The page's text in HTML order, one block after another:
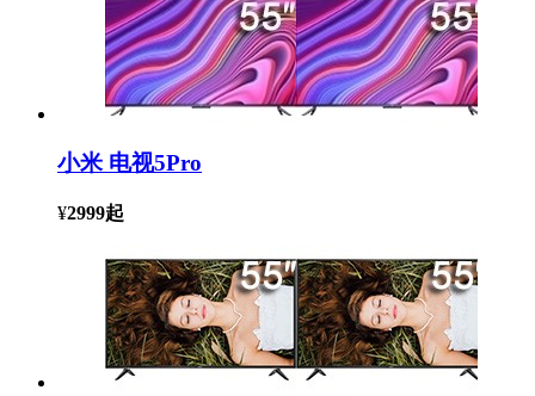
小米 电视5Pro
¥2999起